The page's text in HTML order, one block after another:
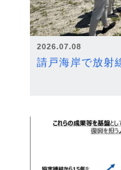
2026.07.08
請戸海岸で放射